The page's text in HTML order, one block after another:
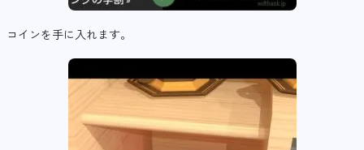
コインを手に入れます。